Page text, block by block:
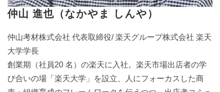
仲山 進也（なかやま しんや）
仲山考材株式会社 代表取締役/ 楽天グループ株式会社 楽天
大学学長
創業期（社員20 名）の楽天に入社。楽天市場出店者の学
び合いの場「楽天大学」を設立、人にフォーカスした商